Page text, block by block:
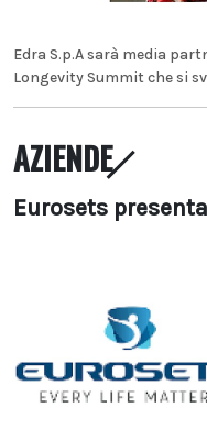
Edra S.p.A sarà media
Longevity Summit che si
AZIENDE
Eurosets